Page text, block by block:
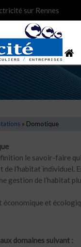
sur Rennes
» Domotique
le savoir-faire
de l’habitat
gestion de l’habitat
économique et
domaines suivant :